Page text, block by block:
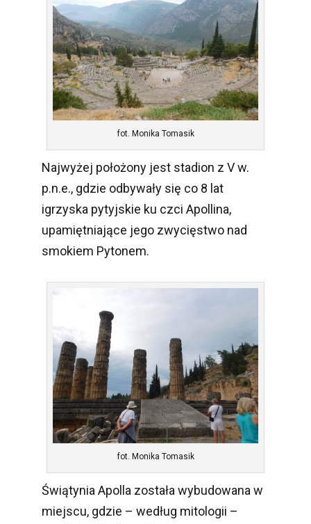
fot. Monika Tomasik
Najwyżej położony jest stadion z V w.
p.n.e., gdzie odbywały się co 8 lat
igrzyska pytyjskie ku czci Apollina,
upamiętniające jego zwycięstwo nad
smokiem Pytonem.
fot. Monika Tomasik
Świątynia Apolla została wybudowana w
miejscu, gdzie – według mitologii –